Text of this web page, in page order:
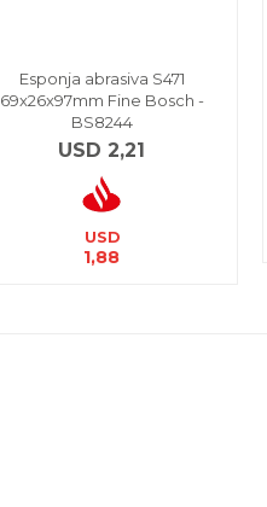
Esponja abrasiva S471
69x26x97mm Fine Bosch -
BS8244
USD 2,21
USD
1,88